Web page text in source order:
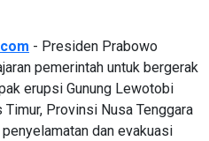
- Presiden Prabowo
pemerintah untuk bergerak
erupsi Gunung Lewotobi
Provinsi Nusa Tenggara
dan evakuasi